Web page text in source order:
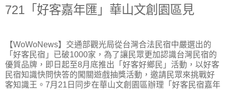
721「好客嘉年匯」華山文創園區見
【WoWoNews】交通部觀光局從台灣合法民宿中嚴選出的
「好客民宿」已破1000家，為了讓民眾更加認識台灣民宿的
優質品牌，即日起至8月底推出「好客好鄉民」活動，以好客
民宿知識快問快答的闖關遊戲抽獎活動，邀請民眾來挑戰好
客知識王。7月21日同步在華山文創園區辦理「好客民宿嘉年